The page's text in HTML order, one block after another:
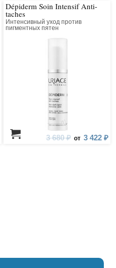
Dépiderm Soin Intensif Anti-
taches
Интенсивный уход против
пигментных пятен
3 680 ₽ от 3 422 ₽